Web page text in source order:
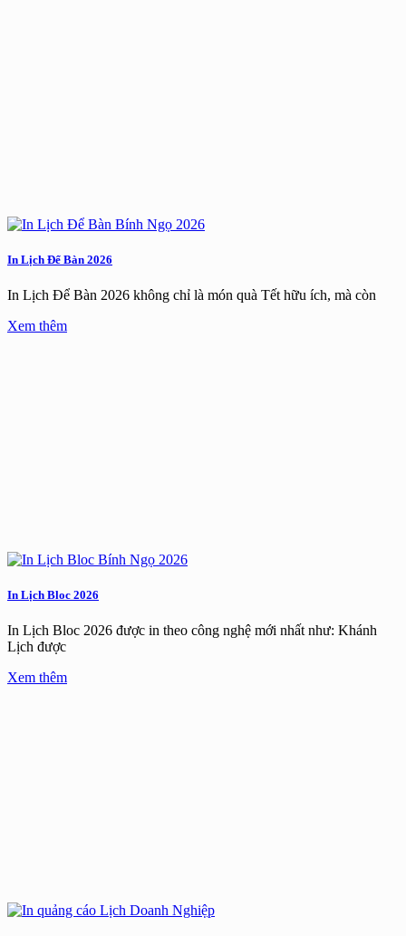
In Lịch Để Bàn 2026
In Lịch Để Bàn 2026 không chỉ là món quà Tết hữu ích, mà còn
Xem thêm
In Lịch Bloc 2026
In Lịch Bloc 2026 được in theo công nghệ mới nhất như: Khánh
Lịch được
Xem thêm